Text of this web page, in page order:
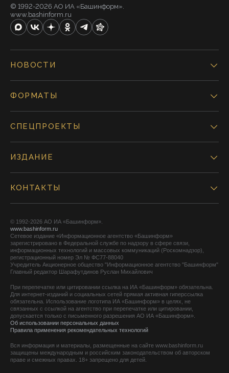
© 1992-2026 АО ИА «Башинформ».
www.bashinform.ru
НОВОСТИ
ФОРМАТЫ
СПЕЦПРОЕКТЫ
ИЗДАНИЕ
КОНТАКТЫ
© 1992-2026 АО ИА «Башинформ».
www.bashinform.ru
Сетевое издание «Информационное агентство «Башинформ»
зарегистрировано в Федеральной службе по надзору в сфере связи,
информационных технологий и массовых коммуникаций (Роскомнадзор),
регистрационный номер Эл № ФС77-88040
Учредитель Акционерное общество "Информационное агентство "Башинформ"
Главный редактор Шарафутдинов Руслан Михайлович
При перепечатке или цитировании ссылка на ИА «Башинформ» обязательна.
Для интернет-изданий и социальных сетей прямая активная гиперссылка
обязательна. Использование логотипа ИА «Башинформ» в целях, не
связанных с ссылкой на агентство при перепечатке или цитировании,
допускается только с письменного разрешения АО ИА «Башинформ».
Об использовании персональных данных
Правила применения рекомендательных технологий
Вся информация и материалы, размещенные на сайте www.bashinform.ru
защищены международным и российским законодательством об авторском
праве и смежных правах. 18+ запрещено для детей.